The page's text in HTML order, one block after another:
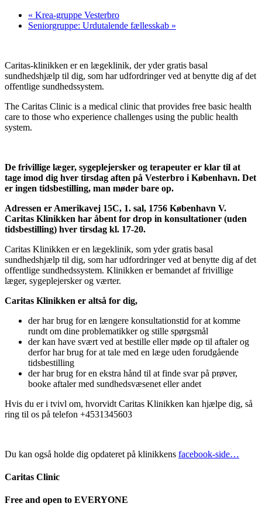
« Krea-gruppe Vesterbro
Seniorgruppe: Urdutalende fællesskab »
Caritas-klinikken er en lægeklinik, der yder gratis basal
sundhedshjælp til dig, som har udfordringer ved at benytte dig af det
offentlige sundhedssystem.
The Caritas Clinic is a medical clinic that provides free basic health
care to those who experience challenges using the public health
system.
De frivillige læger, sygeplejersker og terapeuter er klar til at
tage imod dig hver tirsdag aften på Vesterbro i København. Det
er ingen tidsbestilling, man møder bare op.
Adressen er Amerikavej 15C, 1. sal, 1756 København V.
Caritas Klinikken har åbent for drop in konsultationer (uden
tidsbestilling) hver tirsdag kl. 17-20.
Caritas Klinikken er en lægeklinik, som yder gratis basal
sundhedshjælp til dig, som har udfordringer ved at benytte dig af det
offentlige sundhedssystem. Klinikken er bemandet af frivillige
læger, sygeplejersker og værter.
Caritas Klinikken er altså for dig,
der har brug for en længere konsultationstid for at komme
rundt om dine problematikker og stille spørgsmål
der kan have svært ved at bestille eller møde op til aftaler og
derfor har brug for at tale med en læge uden forudgående
tidsbestilling
der har brug for en ekstra hånd til at finde svar på prøver,
booke aftaler med sundhedsvæsenet eller andet
Hvis du er i tvivl om, hvorvidt Caritas Klinikken kan hjælpe dig, så
ring til os på telefon +4531345603
Du kan også holde dig opdateret på klinikkens facebook-side…
Caritas Clinic
Free and open to EVERYONE